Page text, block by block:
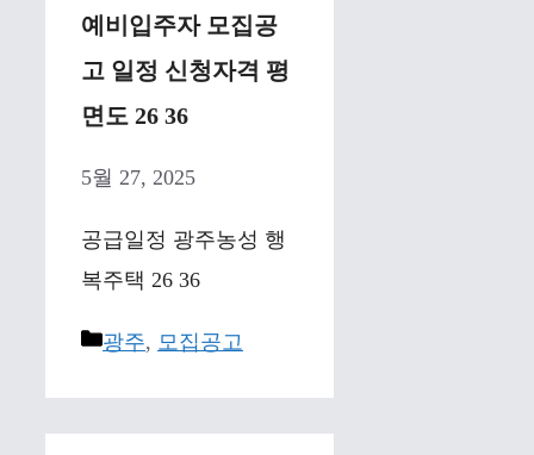
예비입주자 모집공
고 일정 신청자격 평
면도 26 36
5월 27, 2025
공급일정 광주농성 행
복주택 26 36
Categories
광주, 모집공고